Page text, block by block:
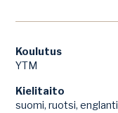
Koulutus
YTM
Kielitaito
suomi, ruotsi, englanti